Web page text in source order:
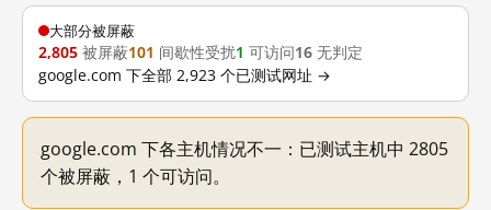
大部分被屏蔽
2,805 被屏蔽101 间歇性受扰1 可访问16 无判定
google.com 下全部 2,923 个已测试网址 →
google.com 下各主机情况不一：已测试主机中 2805
个被屏蔽，1 个可访问。